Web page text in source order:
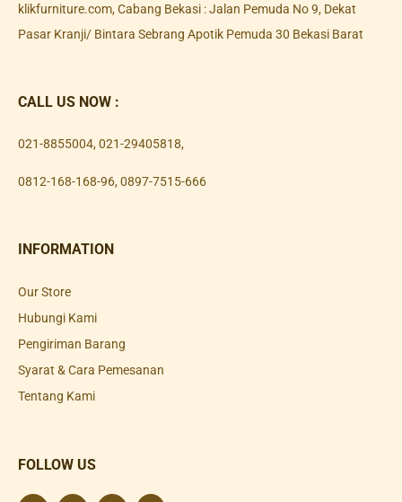
klikfurniture.com, Cabang Bekasi : Jalan Pemuda No 9, Dekat
Pasar Kranji/ Bintara Sebrang Apotik Pemuda 30 Bekasi Barat
CALL US NOW :
021-8855004, 021-29405818,
0812-168-168-96, 0897-7515-666
INFORMATION
Our Store
Hubungi Kami
Pengiriman Barang
Syarat & Cara Pemesanan
Tentang Kami
FOLLOW US